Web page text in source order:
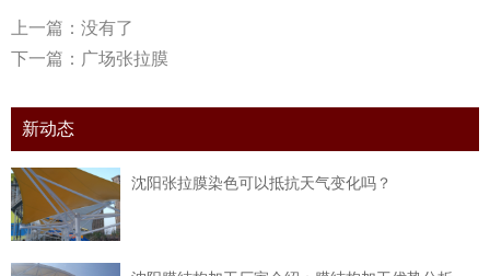
上一篇：没有了
下一篇： 广场张拉膜
新动态
沈阳张拉膜染色可以抵抗天气变化吗？